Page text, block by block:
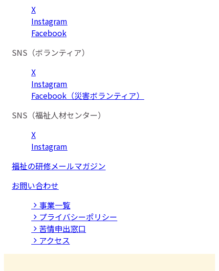
X
Instagram
Facebook
SNS（ボランティア）
X
Instagram
Facebook（災害ボランティア）
SNS（福祉人材センター）
X
Instagram
福祉の研修メールマガジン
お問い合わせ
事業⼀覧
プライバシーポリシー
苦情申出窓口
アクセス